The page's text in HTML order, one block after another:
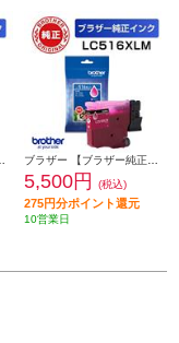
ブラザー 【ブラザー純正】LC516XLM インクカートリッジ マゼンタ 大容量タイプ LC516XLM
5,500円 (税込)
275円分ポイント還元
10営業日